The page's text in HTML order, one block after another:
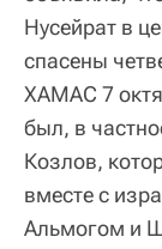
Нусейрат в
спасены
ХАМАС 7
был, в
Козлов,
вместе с
Альмогом и